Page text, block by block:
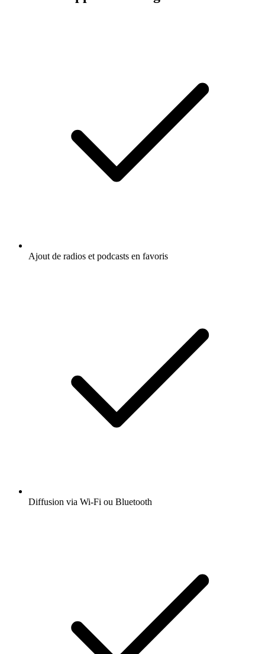
Ajout de radios et podcasts en favoris
Diffusion via Wi-Fi ou Bluetooth